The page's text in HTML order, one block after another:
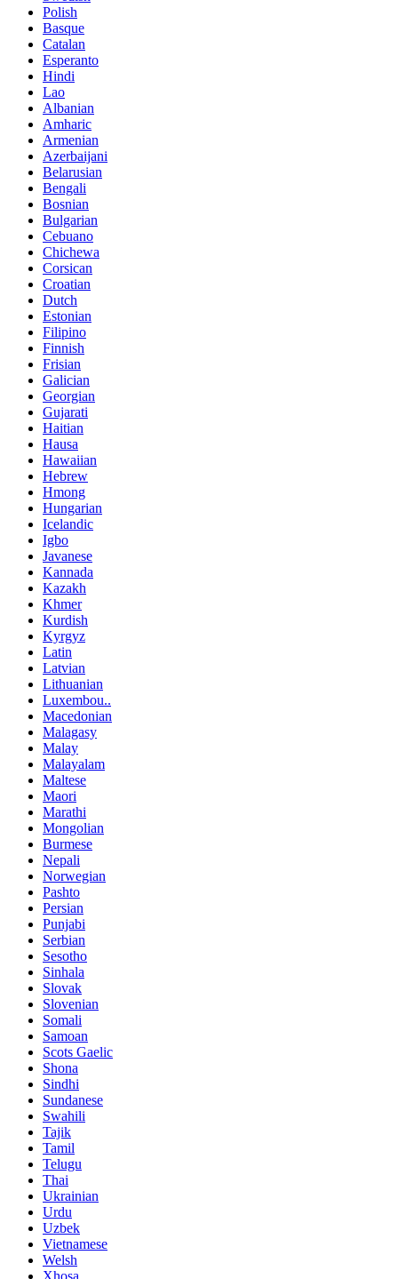
Polish
Basque
Catalan
Esperanto
Hindi
Lao
Albanian
Amharic
Armenian
Azerbaijani
Belarusian
Bengali
Bosnian
Bulgarian
Cebuano
Chichewa
Corsican
Croatian
Dutch
Estonian
Filipino
Finnish
Frisian
Galician
Georgian
Gujarati
Haitian
Hausa
Hawaiian
Hebrew
Hmong
Hungarian
Icelandic
Igbo
Javanese
Kannada
Kazakh
Khmer
Kurdish
Kyrgyz
Latin
Latvian
Lithuanian
Luxembou..
Macedonian
Malagasy
Malay
Malayalam
Maltese
Maori
Marathi
Mongolian
Burmese
Nepali
Norwegian
Pashto
Persian
Punjabi
Serbian
Sesotho
Sinhala
Slovak
Slovenian
Somali
Samoan
Scots Gaelic
Shona
Sindhi
Sundanese
Swahili
Tajik
Tamil
Telugu
Thai
Ukrainian
Urdu
Uzbek
Vietnamese
Welsh